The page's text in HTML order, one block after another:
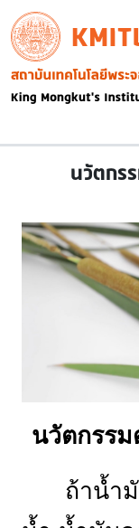
Skip to main content
Image
นวัตกร
นวัตกรร
ถ้าน้ำ